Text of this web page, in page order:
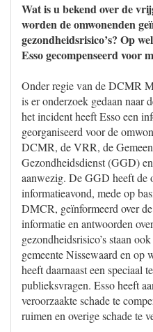
Wat is u bekend over de
worden de omwonenden
gezondheidsrisico’s? Op
Esso gecompenseerd voor
Onder regie van de DCMR
is er onderzoek gedaan naar
het incident heeft Esso een
georganiseerd voor de
DCMR, de VRR, de
Gezondheidsdienst (GGD)
aanwezig. De GGD heeft de
informatieavond, mede op
DMCR, geïnformeerd over
informatie en antwoorden
gezondheidsrisico’s staan
gemeente Nissewaard en
heeft daarnaast een speciaal
publieksvragen. Esso heeft
veroorzaakte schade te
ruimen en overige schade te